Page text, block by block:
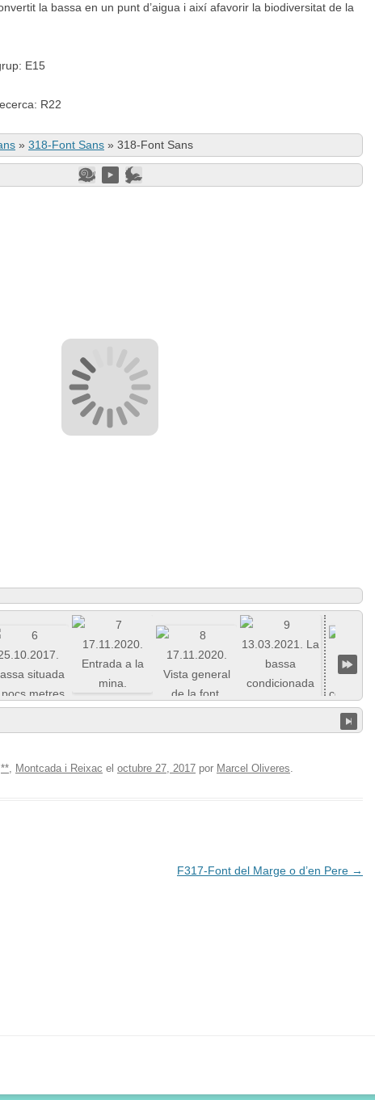
la bassa en un punt d’aigua i així afavorir la biodiversitat de la
E15
R22
» 318-Font Sans » 318-Font Sans
**, Montcada i Reixac el octubre 27, 2017 por Marcel Oliveres.
F317-Font del Marge o d’en Pere →